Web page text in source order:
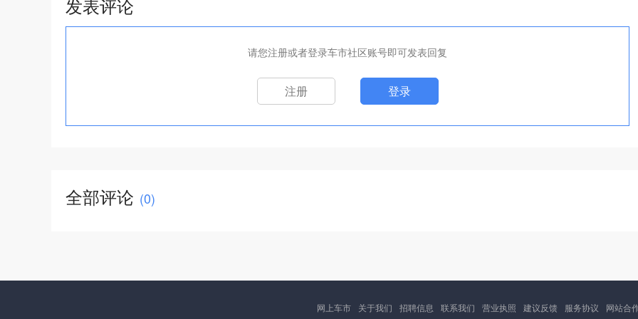
发表评论
请您注册或者登录车市社区账号即可发表回复
注册 登录
全部评论 (0)
网上车市 关于我们 招聘信息 联系我们 营业执照 建议反馈 服务协议 网站合